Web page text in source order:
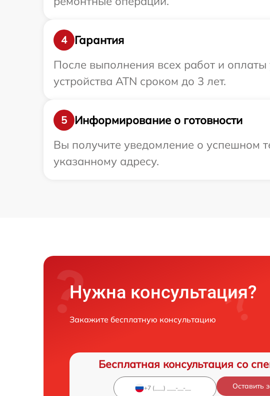
4
Гарантия
После выполнения всех работ и
устройства ATN сроком до 3 лет.
5
Информирование о готовности
Вы получите уведомление о успешном
указанному адресу.
Нужна консультация?
Закажите бесплатную консультацию
Бесплатная консультация со
Оставить